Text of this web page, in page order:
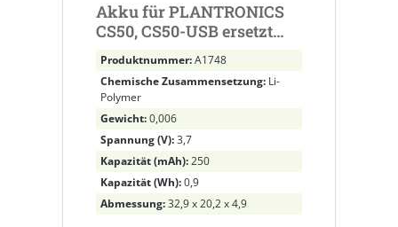
Akku für PLANTRONICS
CS50, CS50-USB ersetzt
64327-01, 65358-01, 64399-
01
Produktnummer:A1748
Chemische Zusammensetzung: Li-
Polymer
Gewicht:0,006
Spannung (V):3,7
Kapazität (mAh):250
Kapazität (Wh):0,9
Abmessung:32,9 x 20,2 x 4,9